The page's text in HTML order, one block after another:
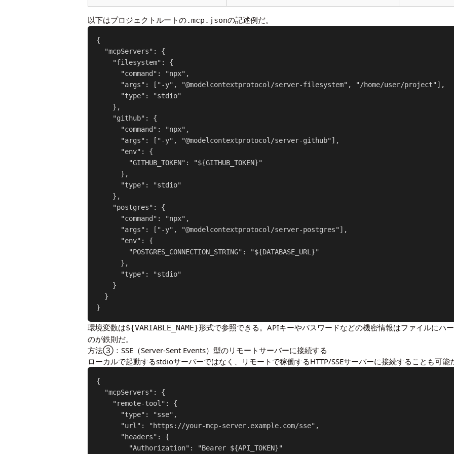
以下はプロジェクトルートの.mcp.jsonの記述例だ。
{
  "mcpServers": {
    "filesystem": {
      "command": "npx",
      "args": ["-y", "@modelcontextprotocol/server-filesystem", "/home/user/project"],
      "type": "stdio"
    },
    "github": {
      "command": "npx",
      "args": ["-y", "@modelcontextprotocol/server-github"],
      "env": {
        "GITHUB_TOKEN": "${GITHUB_TOKEN}"
      },
      "type": "stdio"
    },
    "postgres": {
      "command": "npx",
      "args": ["-y", "@modelcontextprotocol/server-postgres"],
      "env": {
        "POSTGRES_CONNECTION_STRING": "${DATABASE_URL}"
      },
      "type": "stdio"
    }
  }
}
環境変数は${VARIABLE_NAME}形式で参照できる。APIキーやパスワードなどの機密情報はファイルにハ
のが鉄則だ。
方法③：SSE（Server-Sent Events）型のリモートサーバーに接続する
ローカルで起動するstdioサーバーではなく、リモートで稼働するHTTP/SSEサーバーに接続することも可能
{
  "mcpServers": {
    "remote-tool": {
      "type": "sse",
      "url": "https://your-mcp-server.example.com/sse",
      "headers": {
        "Authorization": "Bearer ${API_TOKEN}"